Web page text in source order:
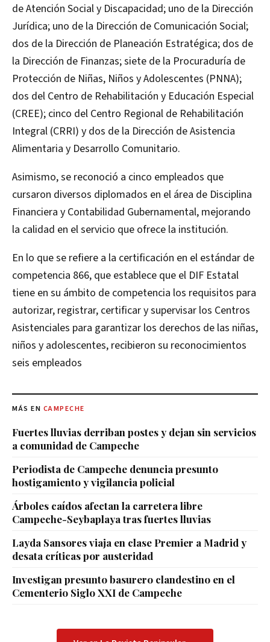
de Atención Social y Discapacidad; uno de la Dirección
Jurídica; uno de la Dirección de Comunicación Social;
dos de la Dirección de Planeación Estratégica; dos de
la Dirección de Finanzas; siete de la Procuraduría de
Protección de Niñas, Niños y Adolescentes (PNNA);
dos del Centro de Rehabilitación y Educación Especial
(CREE); cinco del Centro Regional de Rehabilitación
Integral (CRRI) y dos de la Dirección de Asistencia
Alimentaria y Desarrollo Comunitario.
Asimismo, se reconoció a cinco empleados que
cursaron diversos diplomados en el área de Disciplina
Financiera y Contabilidad Gubernamental, mejorando
la calidad en el servicio que ofrece la institución.
En lo que se refiere a la certificación en el estándar de
competencia 866, que establece que el DIF Estatal
tiene en su ámbito de competencia los requisitos para
autorizar, registrar, certificar y supervisar los Centros
Asistenciales para garantizar los derechos de las niñas,
niños y adolescentes, recibieron su reconocimientos
seis empleados
MÁS EN CAMPECHE
Fuertes lluvias derriban postes y dejan sin servicios
a comunidad de Campeche
Periodista de Campeche denuncia presunto
hostigamiento y vigilancia policial
Árboles caídos afectan la carretera libre
Campeche-Seybaplaya tras fuertes lluvias
Layda Sansores viaja en clase Premier a Madrid y
desata críticas por austeridad
Investigan presunto basurero clandestino en el
Cementerio Siglo XXI de Campeche